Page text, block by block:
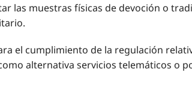
las muestras físicas de devoción o
el cumplimiento de la regulación
alternativa servicios telemáticos o